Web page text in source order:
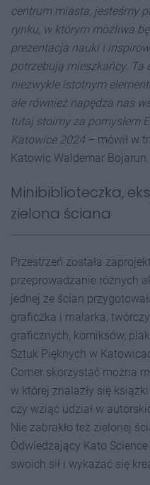
centrum miasta, jesteśmy
rynku, w którym możliwa
prezentacja nauki i
potrzebują mieszkańcy. Ta
niezwykle istotnym
ale również napędza nas
tutaj stoimy za pomysłem
Katowice 2024 – mówił w
Katowic Waldemar Bojarun.
Minibiblioteczka,
zielona ściana
Przestrzeń została
przeprowadzanie różnych
jednej ze ścian
graficzka i malarka,
graficznych, komiksów,
Sztuk Pięknych w
Corner skorzystać można
w której znalazły się
czy wziąć udział w
Nie zabrakło też zielonej
Odwiedzający Kato
swoich sił i wykazać się